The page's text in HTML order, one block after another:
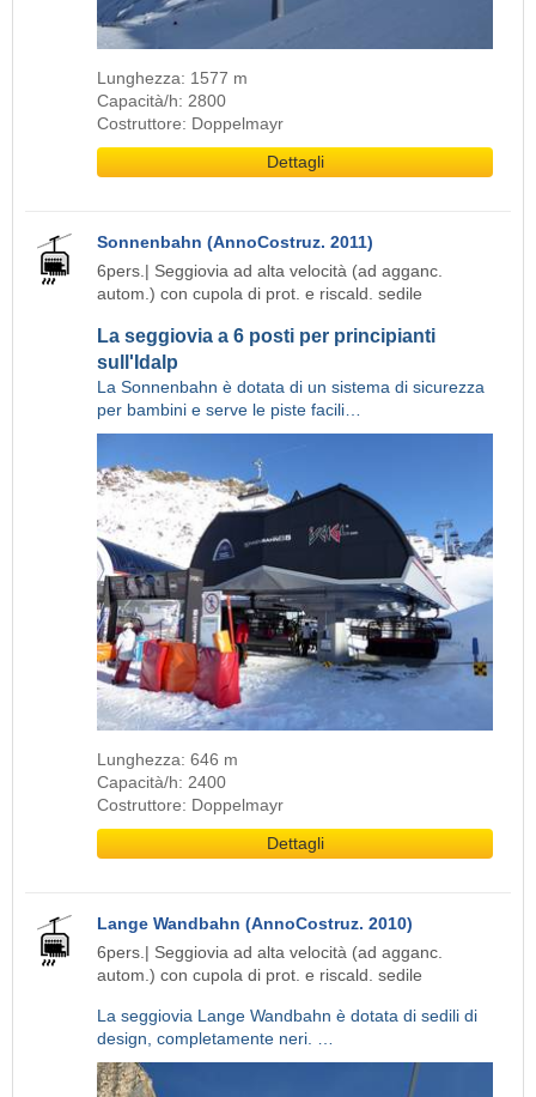
Lunghezza: 1577 m
Capacità/h: 2800
Costruttore: Doppelmayr
Dettagli
Sonnenbahn (AnnoCostruz. 2011)
6pers.| Seggiovia ad alta velocità (ad agganc.
autom.) con cupola di prot. e riscald. sedile
La seggiovia a 6 posti per principianti
sull'Idalp
La Sonnenbahn è dotata di un sistema di sicurezza
per bambini e serve le piste facili…
Lunghezza: 646 m
Capacità/h: 2400
Costruttore: Doppelmayr
Dettagli
Lange Wandbahn (AnnoCostruz. 2010)
6pers.| Seggiovia ad alta velocità (ad agganc.
autom.) con cupola di prot. e riscald. sedile
La seggiovia Lange Wandbahn è dotata di sedili di
design, completamente neri. …